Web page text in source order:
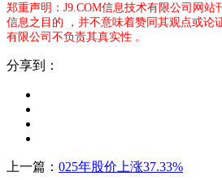
郑重声明：J9.COM信息技术有限公司网站
信息之目的 ，并不意味着赞同其观点或论
有限公司不负责其真实性 。
分享到：
上一篇： 025年股价上涨37.33%